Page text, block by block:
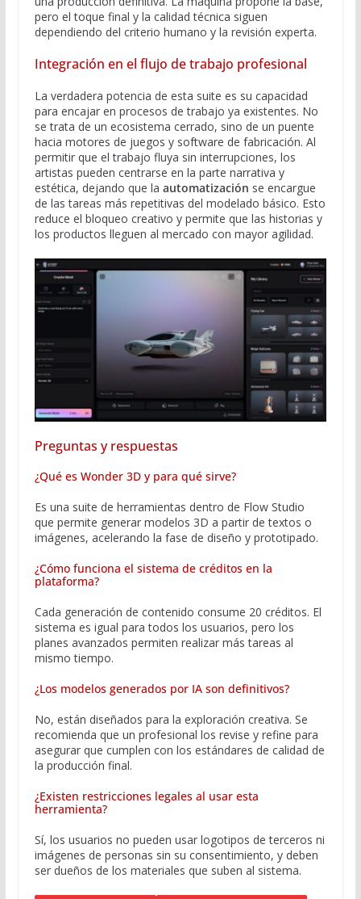
pero el toque final y la calidad técnica siguen
dependiendo del criterio humano y la revisión experta.
Integración en el flujo de trabajo profesional
La verdadera potencia de esta suite es su capacidad
para encajar en procesos de trabajo ya existentes. No
se trata de un ecosistema cerrado, sino de un puente
hacia motores de juegos y software de fabricación. Al
permitir que el trabajo fluya sin interrupciones, los
artistas pueden centrarse en la parte narrativa y
estética, dejando que la automatización se encargue
de las tareas más repetitivas del modelado básico. Esto
reduce el bloqueo creativo y permite que las historias y
los productos lleguen al mercado con mayor agilidad.
Preguntas y respuestas
¿Qué es Wonder 3D y para qué sirve?
Es una suite de herramientas dentro de Flow Studio
que permite generar modelos 3D a partir de textos o
imágenes, acelerando la fase de diseño y prototipado.
¿Cómo funciona el sistema de créditos en la
plataforma?
Cada generación de contenido consume 20 créditos. El
sistema es igual para todos los usuarios, pero los
planes avanzados permiten realizar más tareas al
mismo tiempo.
¿Los modelos generados por IA son definitivos?
No, están diseñados para la exploración creativa. Se
recomienda que un profesional los revise y refine para
asegurar que cumplen con los estándares de calidad de
la producción final.
¿Existen restricciones legales al usar esta
herramienta?
Sí, los usuarios no pueden usar logotipos de terceros ni
imágenes de personas sin su consentimiento, y deben
ser dueños de los materiales que suben al sistema.